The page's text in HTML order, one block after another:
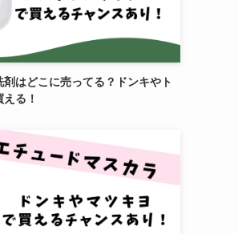
剤はどこに売ってる？ドンキやト
る！